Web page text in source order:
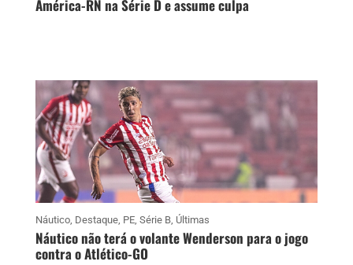
América-RN na Série D e assume culpa
Náutico, Destaque, PE, Série B, Últimas
Náutico não terá o volante Wenderson para o jogo
contra o Atlético-GO